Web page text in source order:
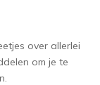
over allerlei
om je te